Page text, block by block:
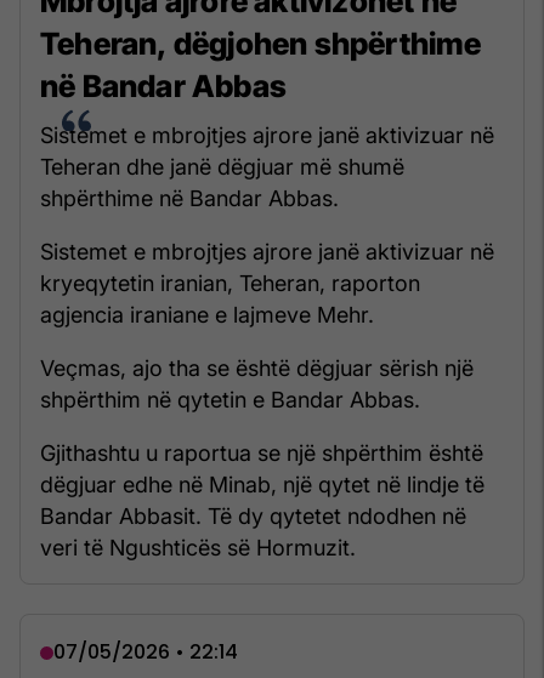
Teheran, dëgjohen shpërthime
në Bandar Abbas
Sistemet e mbrojtjes ajrore janë aktivizuar në
Teheran dhe janë dëgjuar më shumë
shpërthime në Bandar Abbas.
Sistemet e mbrojtjes ajrore janë aktivizuar në
kryeqytetin iranian, Teheran, raporton
agjencia iraniane e lajmeve Mehr.
Veçmas, ajo tha se është dëgjuar sërish një
shpërthim në qytetin e Bandar Abbas.
Gjithashtu u raportua se një shpërthim është
dëgjuar edhe në Minab, një qytet në lindje të
Bandar Abbasit. Të dy qytetet ndodhen në
veri të Ngushticës së Hormuzit.
07/05/2026 • 22:14